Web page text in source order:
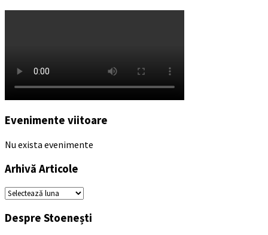
Evenimente viitoare
Nu exista evenimente
Arhivă Articole
Arhivă
Despre Stoenești